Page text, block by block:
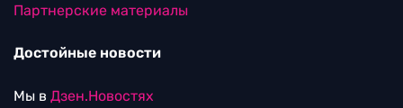
Партнерские материалы
Достойные новости
Мы в Дзен.Новостях